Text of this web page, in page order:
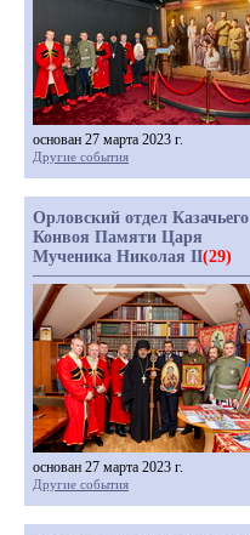
основан 27 марта 2023 г.
Другие события
Орловский отдел Казачьего
Конвоя Памяти Царя
Мученика Николая II(29)
основан 27 марта 2023 г.
Другие события